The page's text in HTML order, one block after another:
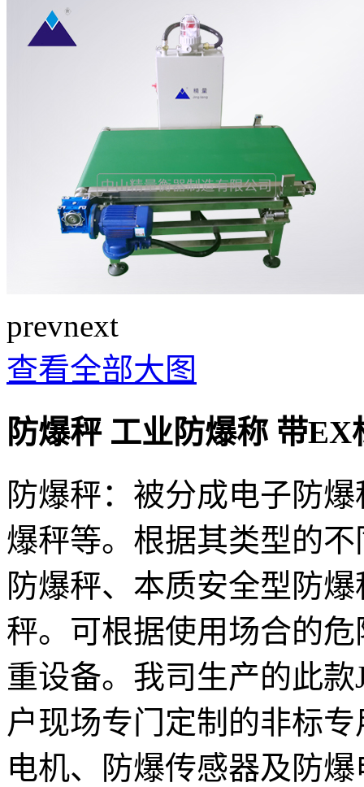
prevnext
查看全部大图
防爆秤 工业防爆称 带
防爆秤：被分成电子防
爆秤等。根据其类型的
防爆秤、本质安全型防
秤。可根据使用场合的
重设备。我司生产的此
户现场专门定制的非标
电机、防爆传感器及防